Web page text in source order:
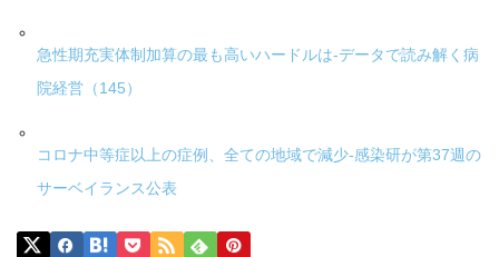
急性期充実体制加算の最も高いハードルは-データで読み解く病
院経営（145）
コロナ中等症以上の症例、全ての地域で減少-感染研が第37週の
サーベイランス公表